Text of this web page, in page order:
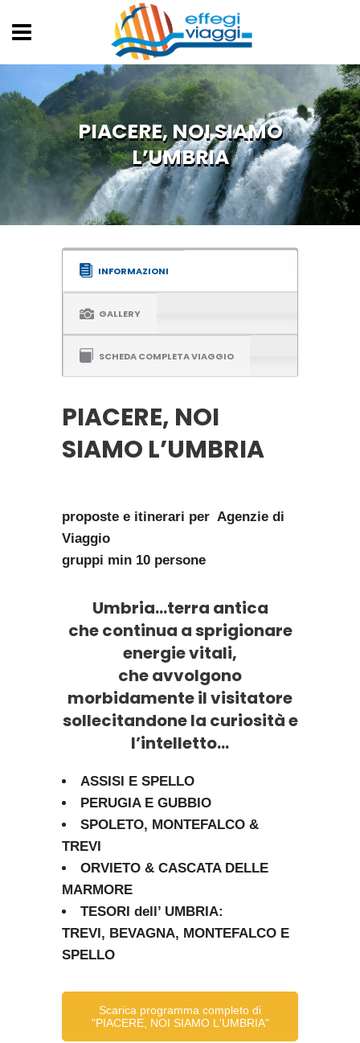
PIACERE, NOI SIAMO
L’UMBRIA
INFORMAZIONI
GALLERY
SCHEDA COMPLETA VIAGGIO
PIACERE, NOI
SIAMO L’UMBRIA
proposte e itinerari per Agenzie di
Viaggio
gruppi min 10 persone
Umbria…terra antica
che continua a sprigionare
energie vitali,
che avvolgono
morbidamente il visitatore
sollecitandone la curiosità e
l’intelletto…
ASSISI E SPELLO
PERUGIA E GUBBIO
SPOLETO, MONTEFALCO &
TREVI
ORVIETO & CASCATA DELLE
MARMORE
TESORI dell’ UMBRIA:
TREVI, BEVAGNA, MONTEFALCO E
SPELLO
Scarica programma completo di
"PIACERE, NOI SIAMO L'UMBRIA"